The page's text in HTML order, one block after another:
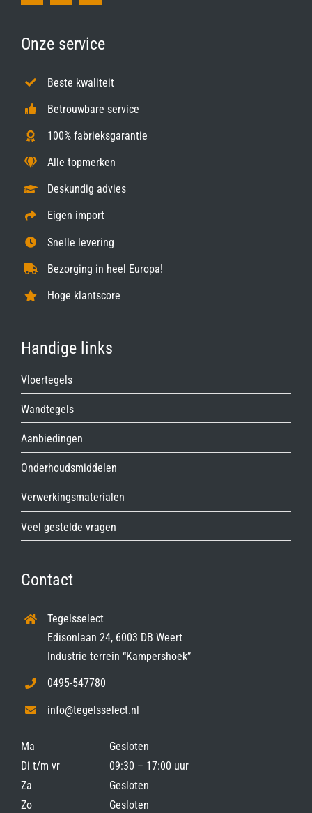
Onze service
Beste kwaliteit
Betrouwbare service
100% fabrieksgarantie
Alle topmerken
Deskundig advies
Eigen import
Snelle levering
Bezorging in heel Europa!
Hoge klantscore
Handige links
Vloertegels
Wandtegels
Aanbiedingen
Onderhoudsmiddelen
Verwerkingsmaterialen
Veel gestelde vragen
Contact
Tegelsselect
Edisonlaan 24, 6003 DB Weert
Industrie terrein “Kampershoek”
0495-547780
info@tegelsselect.nl
Ma
Gesloten
Di t/m vr
09:30 – 17:00 uur
Za
Gesloten
Zo
Gesloten